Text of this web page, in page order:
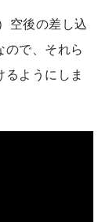
空後の差し込
で、それら
ようにしま